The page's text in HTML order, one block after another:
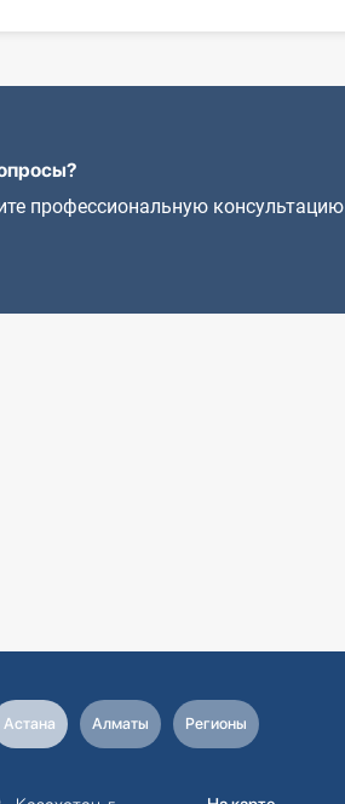
профессиональную консультацию
Астана Алматы Регионы